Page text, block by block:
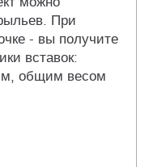
При
- вы получите
вставок:
общим весом